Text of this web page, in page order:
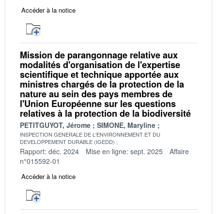
Accéder à la notice
Mission de parangonnage relative aux
modalités d'organisation de l'expertise
scientifique et technique apportée aux
ministres chargés de la protection de la
nature au sein des pays membres de
l'Union Européenne sur les questions
relatives à la protection de la biodiversité
PETITGUYOT, Jérome SIMONE, Maryline
INSPECTION GENERALE DE L'ENVIRONNEMENT ET DU
DEVELOPPEMENT DURABLE (IGEDD)
Rapport: déc. 2024 Mise en ligne: sept. 2025
Affaire
n°015592-01
Accéder à la notice